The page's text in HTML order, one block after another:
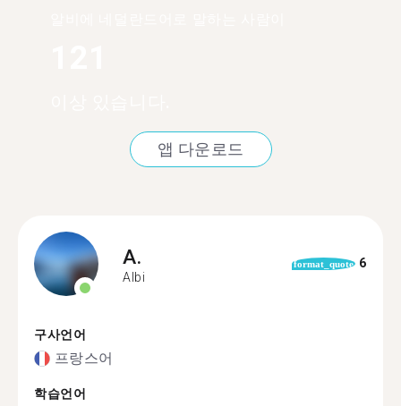
앱 다운로드
A.
Albi
format_quote 6
구사언어
프랑스어
학습언어